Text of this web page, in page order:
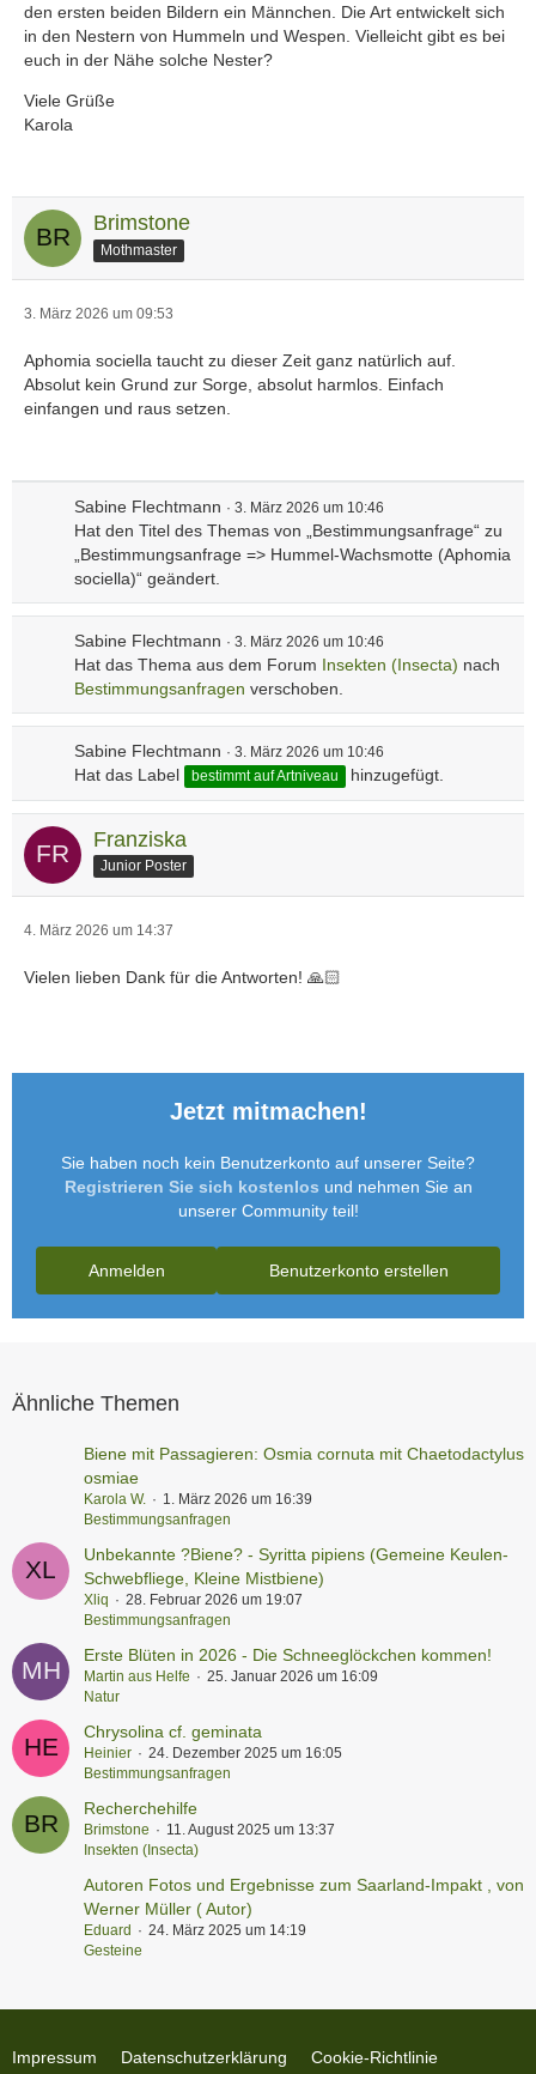
den ersten beiden Bildern ein Männchen. Die Art entwickelt sich
in den Nestern von Hummeln und Wespen. Vielleicht gibt es bei
euch in der Nähe solche Nester?
Viele Grüße
Karola
Brimstone
Mothmaster
3. März 2026 um 09:53
Aphomia sociella taucht zu dieser Zeit ganz natürlich auf.
Absolut kein Grund zur Sorge, absolut harmlos. Einfach
einfangen und raus setzen.
Sabine Flechtmann 3. März 2026 um 10:46
Hat den Titel des Themas von „Bestimmungsanfrage“ zu
„Bestimmungsanfrage => Hummel-Wachsmotte (Aphomia
sociella)“ geändert.
Sabine Flechtmann 3. März 2026 um 10:46
Hat das Thema aus dem Forum Insekten (Insecta) nach
Bestimmungsanfragen verschoben.
Sabine Flechtmann 3. März 2026 um 10:46
Hat das Label bestimmt auf Artniveau hinzugefügt.
Franziska
Junior Poster
4. März 2026 um 14:37
Vielen lieben Dank für die Antworten! 🙏🏻
Jetzt mitmachen!
Sie haben noch kein Benutzerkonto auf unserer Seite?
Registrieren Sie sich kostenlos und nehmen Sie an
unserer Community teil!
Benutzerkonto erstellen
Anmelden
Ähnliche Themen
Biene mit Passagieren: Osmia cornuta mit Chaetodactylus
osmiae
Karola W.
1. März 2026 um 16:39
Bestimmungsanfragen
Unbekannte ?Biene? - Syritta pipiens (Gemeine Keulen-
Schwebfliege, Kleine Mistbiene)
Xliq
28. Februar 2026 um 19:07
Bestimmungsanfragen
Erste Blüten in 2026 - Die Schneeglöckchen kommen!
Martin aus Helfe
25. Januar 2026 um 16:09
Natur
Chrysolina cf. geminata
Heinier
24. Dezember 2025 um 16:05
Bestimmungsanfragen
Recherchehilfe
Brimstone
11. August 2025 um 13:37
Insekten (Insecta)
Autoren Fotos und Ergebnisse zum Saarland-Impakt , von
Werner Müller ( Autor)
Eduard
24. März 2025 um 14:19
Gesteine
Impressum Datenschutzerklärung Cookie-Richtlinie